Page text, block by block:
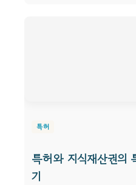
특허
특허와 지식재산권의
기